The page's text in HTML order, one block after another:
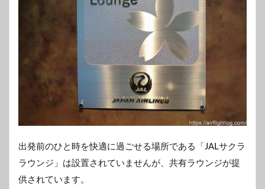
出発前のひと時を快適に過ごせる場所である「JALサクラ
ラウンジ」は設置されていませんが、共有ラウンジが提
供されています。